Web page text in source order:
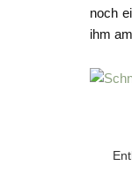
noch
ihm